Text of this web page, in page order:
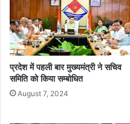
प्रदेश में पहली बार मुख्यमंत्री ने सचिव
समिति को किया सम्बोधित
August 7, 2024